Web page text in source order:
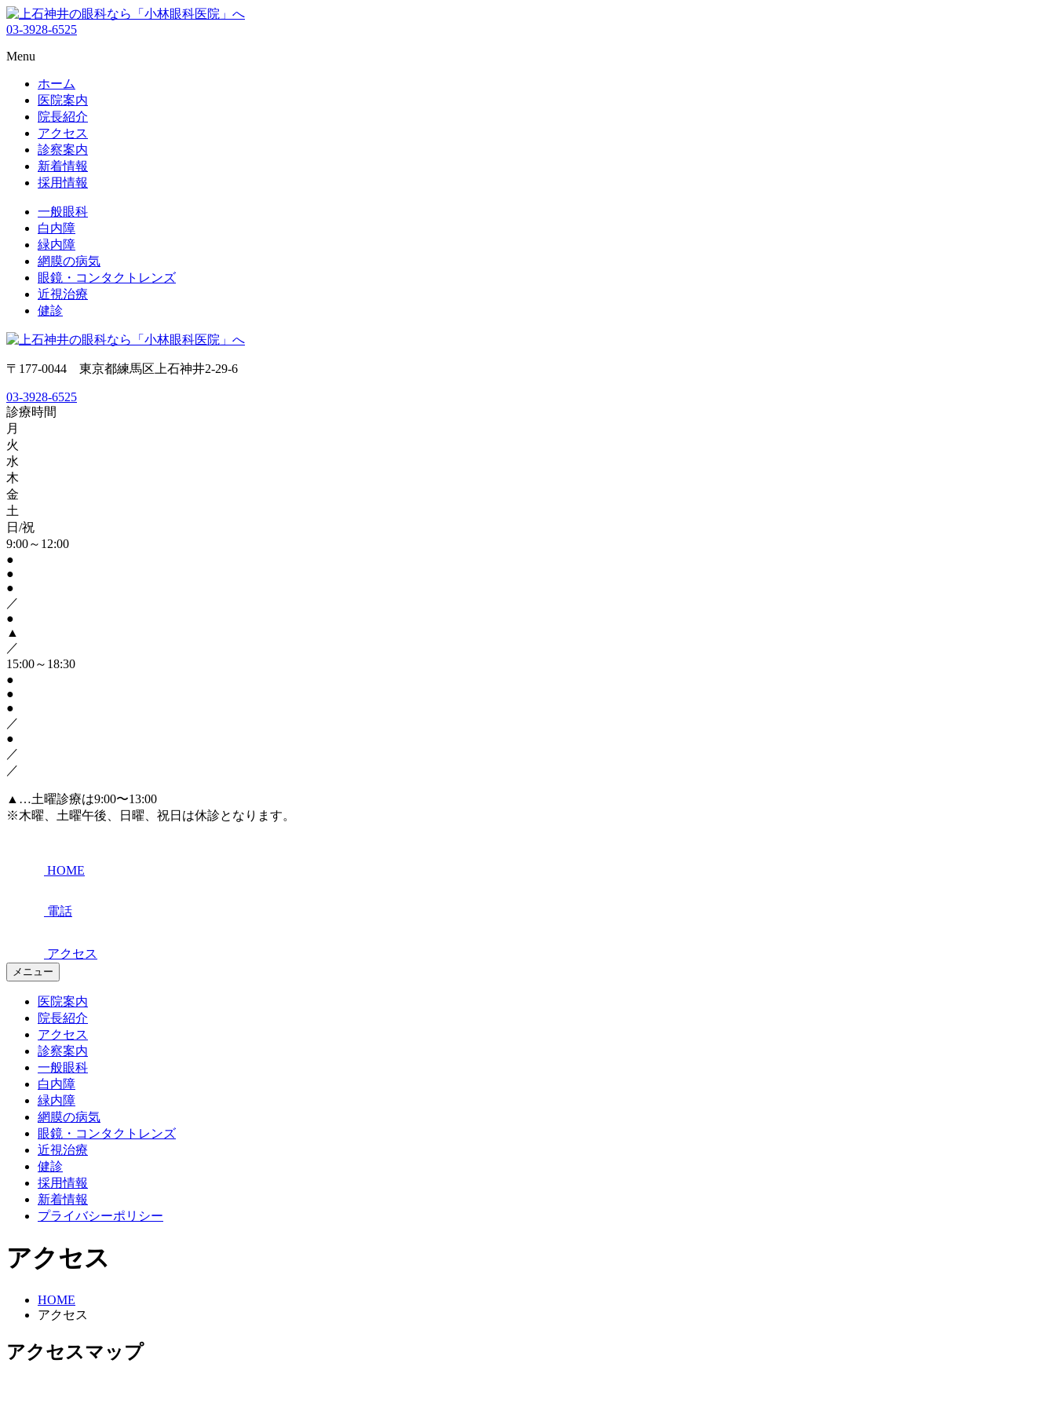
03-3928-6525
Menu
ホーム
医院案内
院長紹介
アクセス
診察案内
新着情報
採用情報
一般眼科
白内障
緑内障
網膜の病気
眼鏡・コンタクトレンズ
近視治療
健診
〒177-0044 東京都練馬区上石神井2-29-6
03-3928-6525
診療時間
月
火
水
木
金
土
日/祝
9:00～12:00
●
●
●
／
●
▲
／
15:00～18:30
●
●
●
／
●
／
／
▲ …土曜診療は9:00〜13:00
※木曜、土曜午後、日曜、祝日は休診となります。
HOME
電話
アクセス
メニュー
医院案内
院長紹介
アクセス
診察案内
一般眼科
白内障
緑内障
網膜の病気
眼鏡・コンタクトレンズ
近視治療
健診
採用情報
新着情報
プライバシーポリシー
アクセス
HOME
アクセス
アクセスマップ